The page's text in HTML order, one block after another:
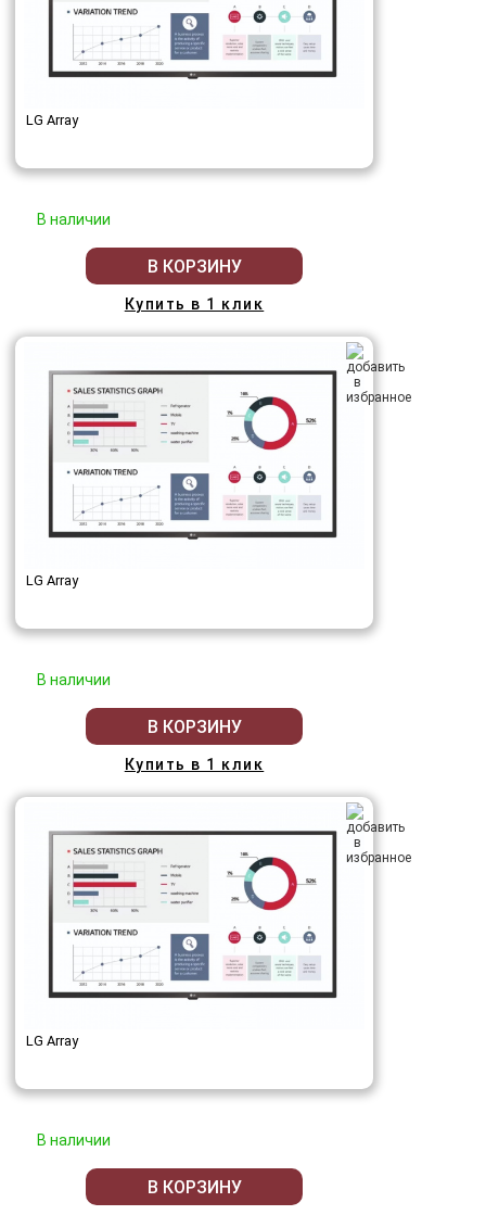
LG Array
В наличии
В КОРЗИНУ
Купить в 1 клик
LG Array
В наличии
В КОРЗИНУ
Купить в 1 клик
LG Array
В наличии
В КОРЗИНУ